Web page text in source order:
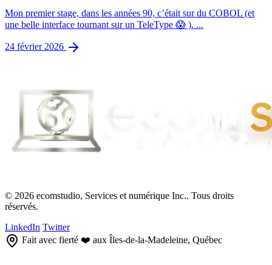
Mon premier stage, dans les années 90, c’était sur du COBOL (et
une belle interface tournant sur un TeleType 😱 ). ...
24 février 2026
© 2026 ecomstudio, Services et numérique Inc.. Tous droits
réservés.
LinkedIn Twitter
Fait avec fierté ❤️ aux Îles-de-la-Madeleine, Québec